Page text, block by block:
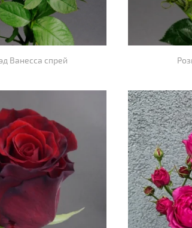
Ванесса спрей